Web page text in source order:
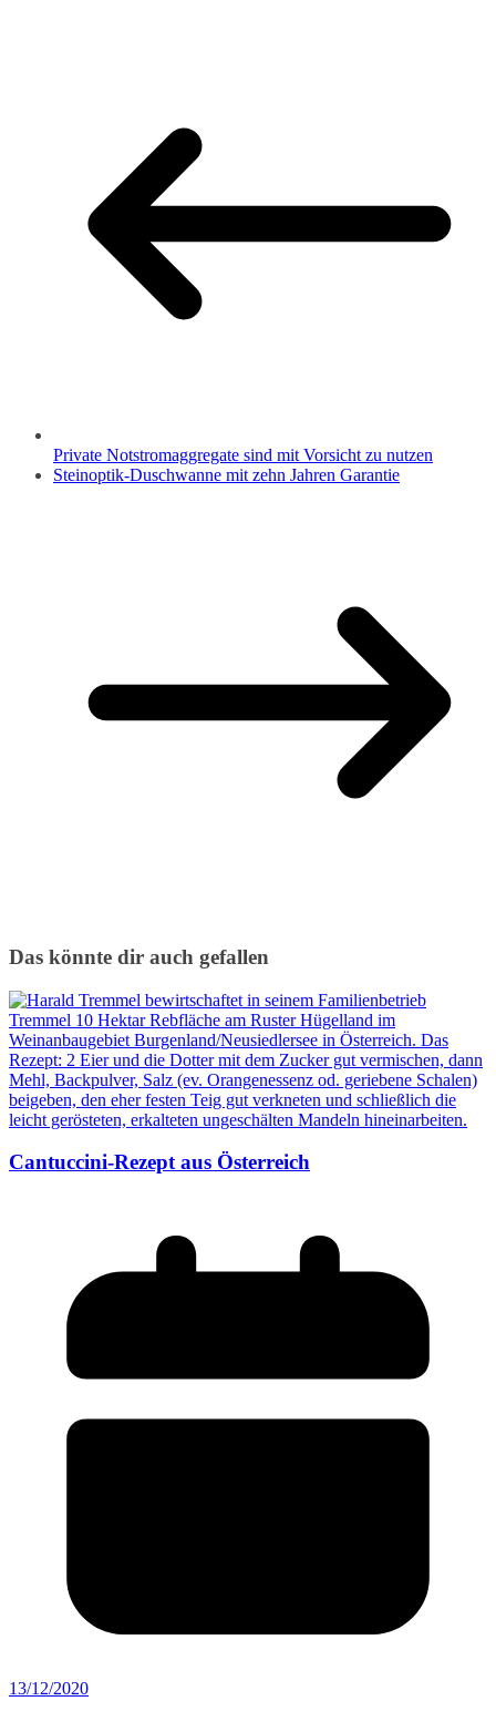
Private Notstromaggregate sind mit Vorsicht zu nutzen
Steinoptik-Duschwanne mit zehn Jahren Garantie
Das könnte dir auch gefallen
Cantuccini-Rezept aus Österreich
13/12/2020